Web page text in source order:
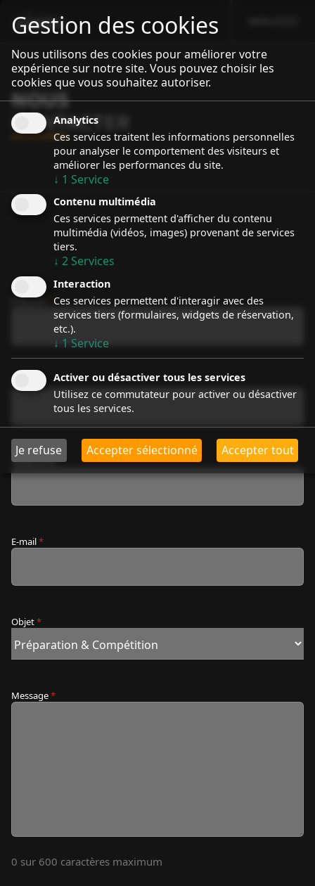
sport event
Specialiste Porsche Rallye
NOUS
CONTACTER
Prénom
Nom
Téléphone
E-mail*
Objet*
Message*
0 sur 600 caractères maximum
Gestion des cookies
Nous utilisons des cookies pour améliorer votre
expérience sur notre site. Vous pouvez choisir les
cookies que vous souhaitez autoriser.
Analytics
Ces services traitent les informations personnelles
pour analyser le comportement des visiteurs et
améliorer les performances du site.
↓ 1 Service
Contenu multimédia
Ces services permettent d'afficher du contenu
multimédia (vidéos, images) provenant de services
tiers.
↓ 2 Services
Interaction
Ces services permettent d'interagir avec des
services tiers (formulaires, widgets de réservation,
etc.).
↓ 1 Service
Activer ou désactiver tous les services
Utilisez ce commutateur pour activer ou désactiver
tous les services.
Je refuse Accepter sélectionné Accepter tout